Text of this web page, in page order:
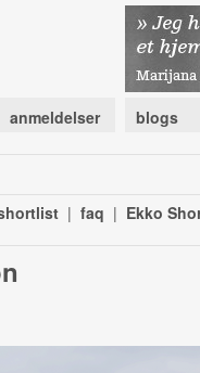
anmeldelser blogs
| faq | Ekko